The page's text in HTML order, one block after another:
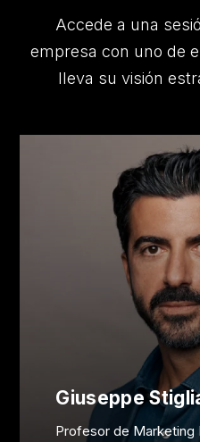
Accede a una
empresa con uno de
lleva su visión
Giuseppe
Profesor de